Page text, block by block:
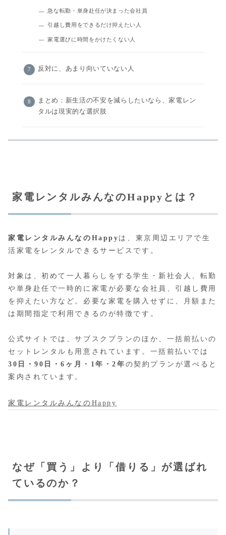
急な転勤・単身赴任が決まった会社員
引越し費用をできるだけ抑えたい人
家電選びに時間をかけたくない人
反対に、あまり向いていない人
まとめ：新生活の不安を減らしたいなら、家電レン
タルは現実的な選択肢
家電レンタルみんなのHappyとは？
家電レンタルみんなのHappy は、東京周辺エリアで生
活家電をレンタルできるサービスです。
対象は、初めて一人暮らしをする学生・新社会人、転勤
や単身赴任で一時的に家電が必要な会社員、引越し費用
を抑えたい方など。必要な家電を購入せずに、月額また
は期間指定で利用できるのが特徴です。
公式サイトでは、サブスクプランのほか、一括前払いの
セットレンタルも用意されています。一括前払いでは
30日・90日・6ヶ月・1年・2年 の契約プランが選べると
案内されています。
家電レンタルみんなのHappy
なぜ「買う」より「借りる」が選ばれ
ているのか？